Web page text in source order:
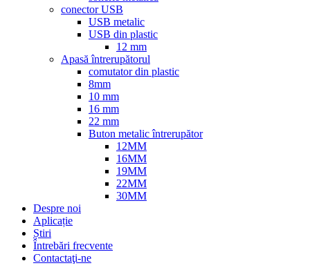
conector USB
USB metalic
USB din plastic
12 mm
Apasă întrerupătorul
comutator din plastic
8mm
10 mm
16 mm
22 mm
Buton metalic întrerupător
12MM
16MM
19MM
22MM
30MM
Despre noi
Aplicație
Știri
Întrebări frecvente
Contactaţi-ne